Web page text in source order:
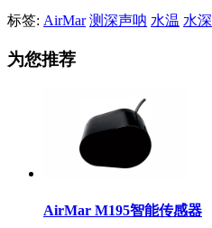
标签: AirMar 测深声呐 水温 水深
为您推荐
AirMar M195智能传感器